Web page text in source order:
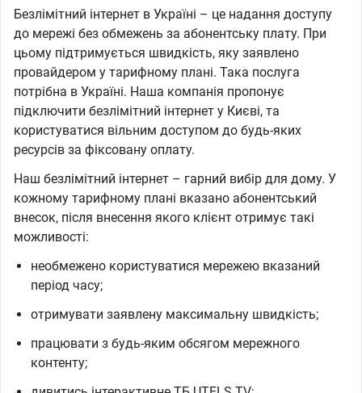
Безлімітний інтернет в Україні – це надання доступу
до мережі без обмежень за абонентську плату. При
цьому підтримується швидкість, яку заявлено
провайдером у тарифному плані. Така послуга
потрібна в Україні. Наша компанія пропонує
підключити безлімітний інтернет у Києві, та
користуватися вільним доступом до будь-яких
ресурсів за фіксовану оплату.
Наш безлімітний інтернет – гарний вибір для дому. У
кожному тарифному плані вказано абонентський
внесок, після внесення якого клієнт отримує такі
можливості:
необмежено користуватися мережею вказаний
період часу;
отримувати заявлену максимальну швидкість;
працювати з будь-яким обсягом мережного
контенту;